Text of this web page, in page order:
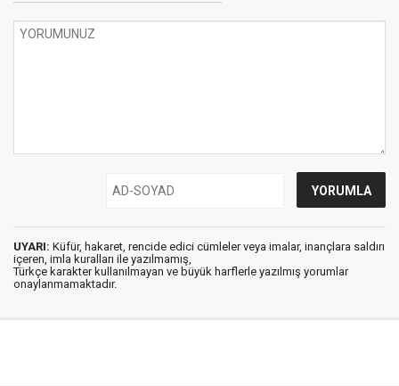
UYARI: Küfür, hakaret, rencide edici cümleler veya imalar, inançlara saldırı
içeren, imla kuralları ile yazılmamış,
Türkçe karakter kullanılmayan ve büyük harflerle yazılmış yorumlar
onaylanmamaktadır.